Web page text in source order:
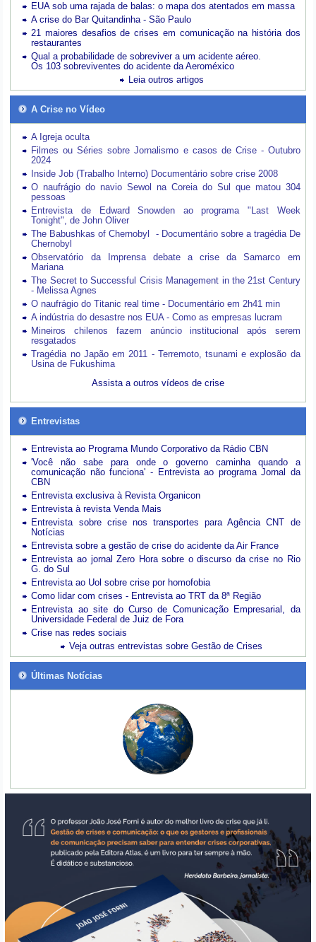
EUA sob uma rajada de balas: o mapa dos atentados em massa
A crise do Bar Quitandinha - São Paulo
21 maiores desafios de crises em comunicação na história dos
restaurantes
Qual a probabilidade de sobreviver a um acidente aéreo.
Os 103 sobreviventes do acidente da Aeroméxico
Leia outros artigos
A Crise no Vídeo
A Igreja oculta
Filmes ou Séries sobre Jornalismo e casos de Crise - Outubro
2024
Inside Job (Trabalho Interno) Documentário sobre crise 2008
O naufrágio do navio Sewol na Coreia do Sul que matou 304
pessoas
Entrevista de Edward Snowden ao programa "Last Week
Tonight", de John Oliver
The Babushkas of Chernobyl - Documentário sobre a tragédia De
Chernobyl
Observatório da Imprensa debate a crise da Samarco em
Mariana
The Secret to Successful Crisis Management in the 21st Century
- Melissa Agnes
O naufrágio do Titanic real time - Documentário em 2h41 min
A indústria do desastre nos EUA - Como as empresas lucram
Mineiros chilenos fazem anúncio institucional após serem
resgatados
Tragédia no Japão em 2011 - Terremoto, tsunami e explosão da
Usina de Fukushima
Assista a outros vídeos de crise
Entrevistas
Entrevista ao Programa Mundo Corporativo da Rádio CBN
'Você não sabe para onde o governo caminha quando a
comunicação não funciona' - Entrevista ao programa Jornal da
CBN
Entrevista exclusiva à Revista Organicon
Entrevista à revista Venda Mais
Entrevista sobre crise nos transportes para Agência CNT de
Notícias
Entrevista sobre a gestão de crise do acidente da Air France
Entrevista ao jornal Zero Hora sobre o discurso da crise no Rio
G. do Sul
Entrevista ao Uol sobre crise por homofobia
Como lidar com crises - Entrevista ao TRT da 8ª Região
Entrevista ao site do Curso de Comunicação Empresarial, da
Universidade Federal de Juiz de Fora
Crise nas redes sociais
Veja outras entrevistas sobre Gestão de Crises
Últimas Notícias